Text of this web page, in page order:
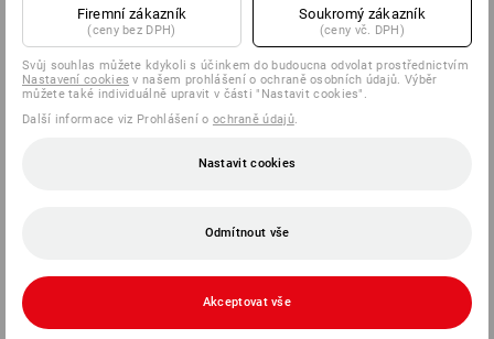
Firemní zákazník
(ceny bez DPH)
Soukromý zákazník
(ceny vč. DPH)
Svůj souhlas můžete kdykoli s účinkem do budoucna odvolat prostřednictvím
Nastavení cookies v našem prohlášení o ochraně osobních údajů. Výběr
můžete také individuálně upravit v části "Nastavit cookies".
Další informace viz Prohlášení o ochraně údajů.
Nastavit cookies
Odmítnout vše
Akceptovat vše